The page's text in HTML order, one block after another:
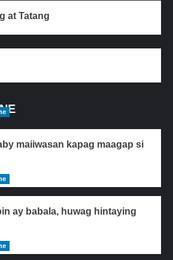
at Tatang
maiiwasan kapag maagap si
ay babala, huwag hintaying